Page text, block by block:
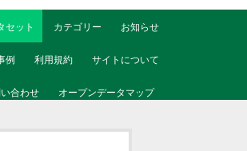
セット カテゴリー お知らせ
例 利用規約 サイトについて
合わせ オープンデータマップ